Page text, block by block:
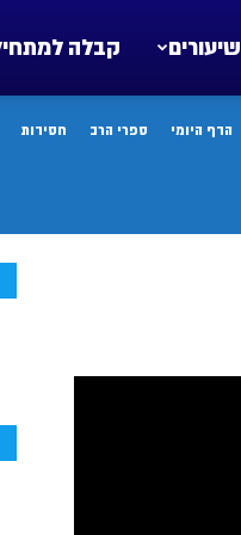
קבלה שיעורים
הדף היומי ספרי הרב חסידות